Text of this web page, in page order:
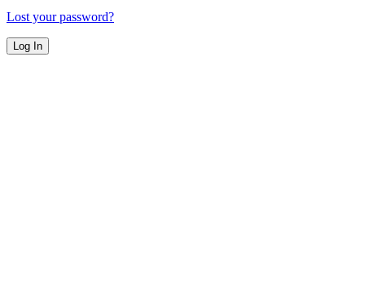
Lost your password?